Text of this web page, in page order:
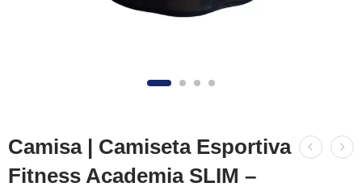
Camisa | Camiseta Esportiva
Fitness Academia SLIM –